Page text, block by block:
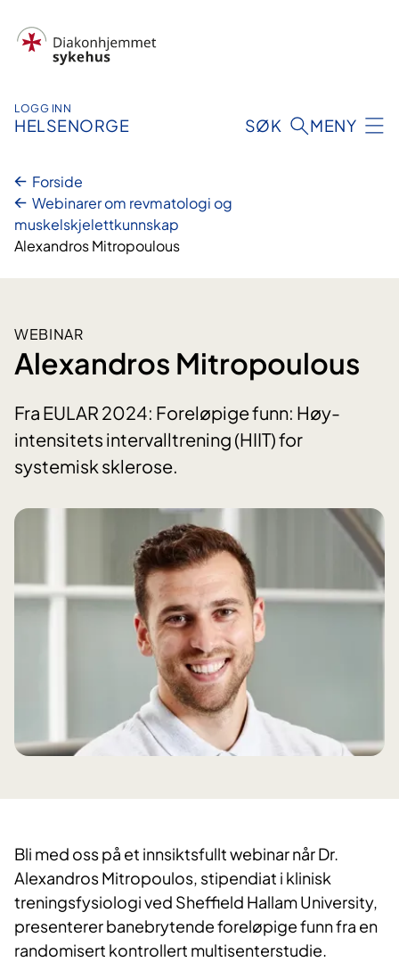
innhold
LOGG INN
HELSENORGE SØK MENY
Forside
Webinarer om revmatologi og
muskelskjelettkunnskap
Alexandros Mitropoulous
WEBINAR
Alexandros Mitropoulous
Fra EULAR 2024: Foreløpige funn: Høy-
intensitets intervalltrening (HIIT) for
systemisk sklerose.
Bli med oss ​​på et innsiktsfullt webinar når Dr.
Alexandros Mitropoulos, stipendiat i klinisk
treningsfysiologi ved Sheffield Hallam University,
presenterer banebrytende foreløpige funn fra en
randomisert kontrollert multisenterstudie.